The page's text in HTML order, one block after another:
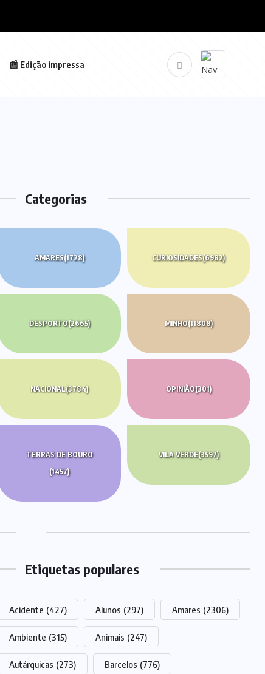
📰 Edição impressa
Categorias
AMARES(1728) CURIOSIDADES(6982)
DESPORTO(2665) MINHO(11808)
NACIONAL(3784) OPINIÃO(301)
TERRAS DE BOURO
(1457)
VILA VERDE(3597)
Etiquetas populares
Acidente (427) Alunos (297) Amares (2306)
Ambiente (315) Animais (247)
Autárquicas (273) Barcelos (776)